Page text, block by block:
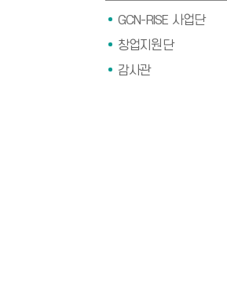
GCN-RISE 사업단
창업지원단
감사관